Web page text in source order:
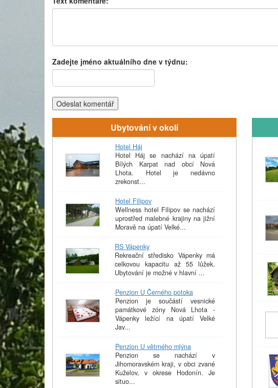
Zadejte jméno aktuálního dne v týdnu:
Odeslat komentář
Ubytování v okolí
Hotel Háj
Hotel Háj se nachází na úpatí
Bílých Karpat nad obcí Nová
Lhota. Hotel je nedávno
zrekonst...
Hotel Filipov
Wellness hotel Filipov se nachází
uprostřed malebné krajiny na jižní
Moravě na úpatí Velké...
RS Vápenky
Rekreační středisko Vápenky má
celkovou kapacitu až 55 lůžek.
Ubytování je možné v hlavní ...
Penzion U Černého potoka
Penzion je součástí vesnické
památkové zóny Nová Lhota -
Vápenky ležící na úpatí Velké
Jav...
Penzion U větrného mlýna
Penzion se nachází v
Jihomoravském kraji, v obci zvané
Kuželov, v okrese Hodonín. Je
situo...